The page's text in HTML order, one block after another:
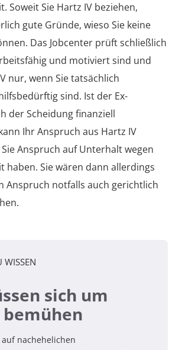
Soweit Sie Hartz IV beziehen,
gute Gründe, wieso Sie keine
Das Jobcenter prüft schließlich
und motiviert sind und
nur, wenn Sie tatsächlich
sind. Ist der Ex-
der Scheidung finanziell
Ihr Anspruch aus Hartz IV
Anspruch auf Unterhalt wegen
haben. Sie wären dann allerdings
Anspruch notfalls auch gerichtlich
WISSEN
sich um
nachehelichen